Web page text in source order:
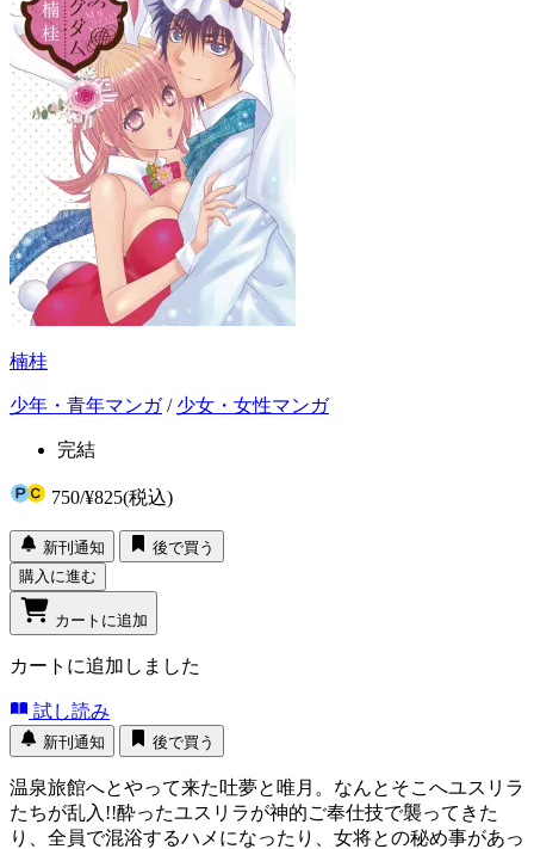
楠桂
少年・青年マンガ/ 少女・女性マンガ
完結
750/¥825(税込)
新刊通知
後で買う
購入に進む
カートに追加
カートに追加しました
試し読み
新刊通知 後で買う
温泉旅館へとやって来た吐夢と唯月。なんとそこへユスリラ
たちが乱入!!酔ったユスリラが神的ご奉仕技で襲ってきた
り、全員で混浴するハメになったり、女将との秘め事があっ